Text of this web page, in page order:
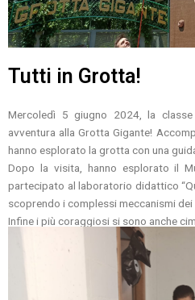
Tutti in Grotta!
Mercoledì 5 giugno 2024, la classe
avventura alla Grotta Gigante!
hanno esplorato la grotta con una
Dopo la visita, hanno esplorato il
partecipato al laboratorio didattico
scoprendo i complessi meccanismi dei
Infine i più coraggiosi si sono anche